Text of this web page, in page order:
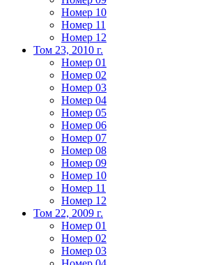
Номер 10
Номер 11
Номер 12
Том 23, 2010 г.
Номер 01
Номер 02
Номер 03
Номер 04
Номер 05
Номер 06
Номер 07
Номер 08
Номер 09
Номер 10
Номер 11
Номер 12
Том 22, 2009 г.
Номер 01
Номер 02
Номер 03